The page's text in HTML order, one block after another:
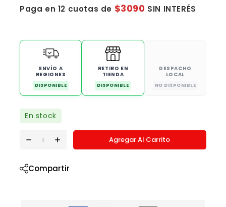
Paga en 12 cuotas de $3090 SIN INTERÉS
ENVÍO A
REGIONES
DISPONIBLE
RETIRO EN
TIENDA
DISPONIBLE
DESPACHO
LOCAL
NO DISPONIBLE
En stock
Agregar Al Carrito
Compartir